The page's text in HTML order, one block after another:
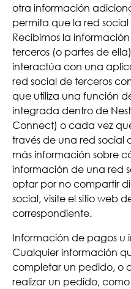
otra información
permita que la red
Recibimos la
terceros (o partes de
interactúa con una
red social de terceros
que utiliza una función
integrada dentro de
Connect) o cada vez
través de una red social
más información sobre
información de una red
optar por no compartir
social, visite el sitio web
correspondiente.
Información de pagos u
Cualquier información
completar un pedido, o
realizar un pedido,